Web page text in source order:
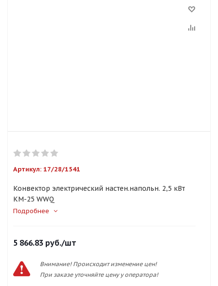
Артикул: 17/28/1541
Конвектор электрический настен.напольн. 2,5 кВт
КМ-25 WWQ
Подробнее
5 866.83 руб./шт
Внимание! Происходит изменение цен!
При заказе уточняйте цену у оператора!